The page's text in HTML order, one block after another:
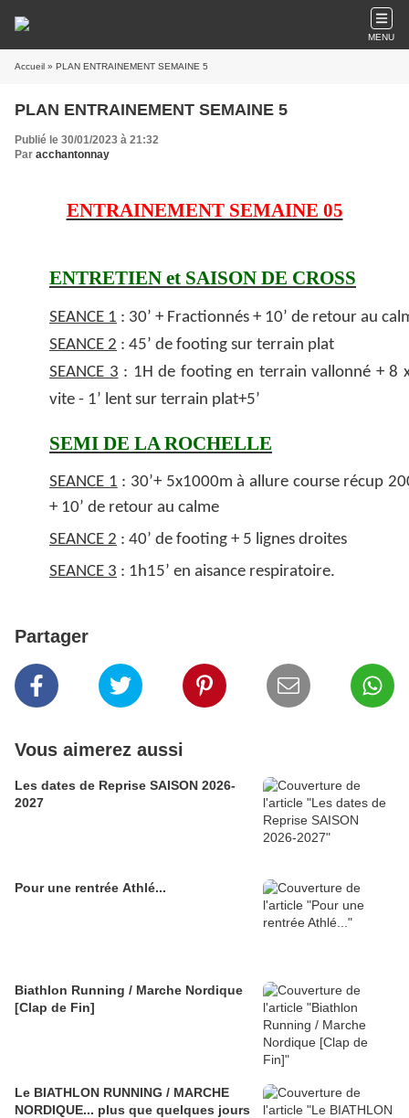
MENU
Accueil » PLAN ENTRAINEMENT SEMAINE 5
PLAN ENTRAINEMENT SEMAINE 5
Publié le 30/01/2023 à 21:32
Par acchantonnay
ENTRAINEMENT SEMAINE 05
ENTRETIEN et SAISON DE CROSS
SEANCE 1 : 30’ + Fractionnés + 10’ de retour au
SEANCE 2 : 45’ de footing sur terrain plat
SEANCE 3 : 1H de footing en terrain vallonné + 8
vite - 1’ lent sur terrain plat+5’
SEMI DE LA ROCHELLE
SEANCE 1 : 30’+ 5x1000m à allure course récup
+ 10’ de retour au calme
SEANCE 2 : 40’ de footing + 5 lignes droites
SEANCE 3 : 1h15’ en aisance respiratoire.
Partager
Vous aimerez aussi
Les dates de Reprise SAISON 2026-
2027
Pour une rentrée Athlé...
Biathlon Running / Marche Nordique
[Clap de Fin]
Le BIATHLON RUNNING / MARCHE
NORDIQUE... plus que quelques jours